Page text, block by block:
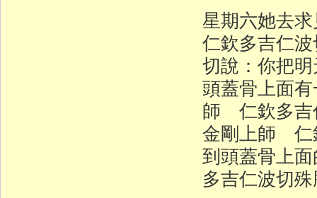
星期六她去
仁欽多吉仁
切說：你把
頭蓋骨上面
師 仁欽多吉
金剛上師 仁
到頭蓋骨上
多吉仁波切